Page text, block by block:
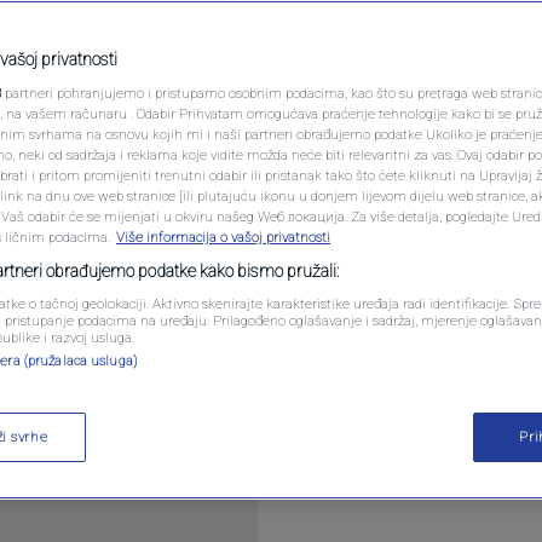
FENOMENI
NEISTRAŽENO
VIRALNO
FOTO
PROMO
s Eura: Šutio sam
| 0 komentara
karijeru, a nakon svega osvrnuo se i na
privatnosti
partneri pohranjujemo i pristupamo osobnim podacima, kao što su pretraga web
na vašem računaru . Odabir Prihvatam omogućava praćenje tehnologije kako bi se
svrhama na osnovu kojih mi i naši partneri obrađujemo podatke Ukoliko je praćenje
neki od sadržaja i reklama koje vidite možda neće biti relevantni za vas. Ovaj odabir
i pritom promijeniti trenutni odabir ili pristanak tako što ćete kliknuti na Upravljaj
na dnu ove web stranice [ili plutajuću ikonu u donjem lijevom dijelu web stranice,
odabir će se mijenjati u okviru našeg Wеб локација. Za više detalja, pogledajte
ličnim podacima. Više informacija o vašoj privatnosti
obrađujemo podatke kako bismo pružali:
o tačnoj geolokaciji. Aktivno skenirajte karakteristike uređaja radi identifikacije.
podacima na uređaju. Prilagođeno oglašavanje i sadržaj, mjerenje
i razvoj usluga.
(pružalaca usluga)
svrhe